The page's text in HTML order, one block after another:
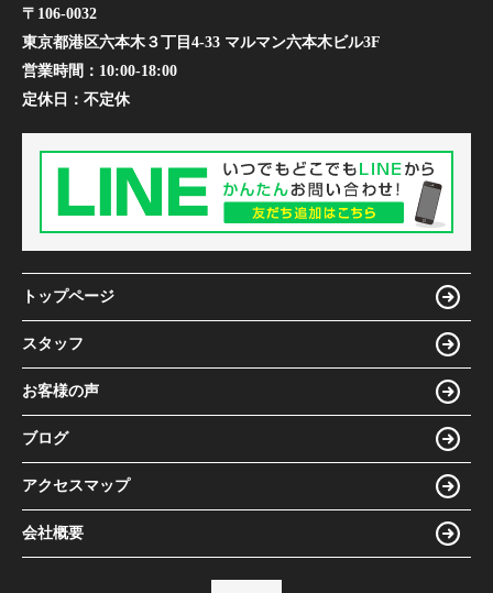
〒106-0032
東京都港区六本木３丁目4-33 マルマン六本木ビル3F
営業時間： 10:00-18:00
定休日： 不定休
トップページ
スタッフ
お客様の声
ブログ
アクセスマップ
会社概要